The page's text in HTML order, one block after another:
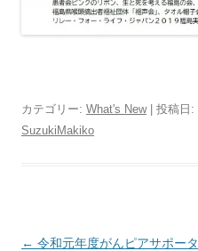
カテゴリー: What's New| 投稿日:
SuzukiMakiko
投
← 令和元年度がんピアサポータ